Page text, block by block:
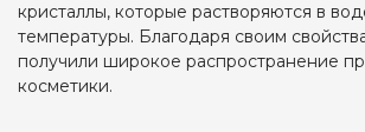
кристаллы, которые растворяются в
температуры. Благодаря своим
получили широкое распространение
косметики.